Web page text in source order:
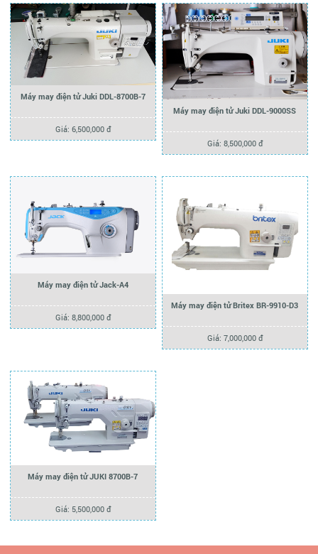
Máy may điện tử Juki DDL-8700B-7
Giá: 6,500,000 đ
Máy may điện tử Juki DDL-9000SS
Giá: 8,500,000 đ
Máy may điện tử Jack-A4
Giá: 8,800,000 đ
Máy may điện tử Britex BR-9910-D3
Giá: 7,000,000 đ
Máy may điện tử JUKI 8700B-7
Giá: 5,500,000 đ